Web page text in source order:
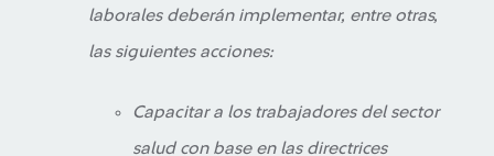
laborales deberán implementar, entre otras,
las siguientes acciones:
Capacitar a los trabajadores del sector
salud con base en las directrices